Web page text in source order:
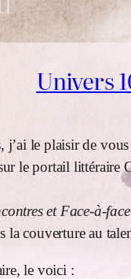
Univers
j’ai le plaisir de
le portail littéraire
et Face-à-face
la couverture au
le voici :